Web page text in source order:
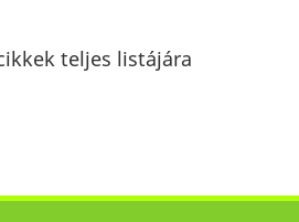
teljes listájára